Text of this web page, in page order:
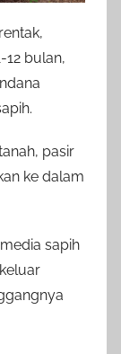
bulan,
pasir
ke dalam
sapih